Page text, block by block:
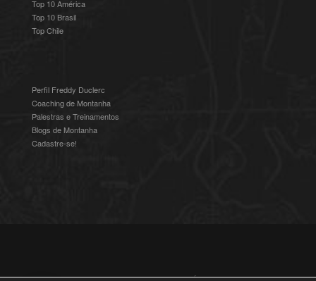
Top 10 América
Top 10 Brasil
Top Chile
Perfil Freddy Duclerc
Coaching de Montanha
Palestras e Treinamentos
Blogs de Montanha
Cadastre-se!